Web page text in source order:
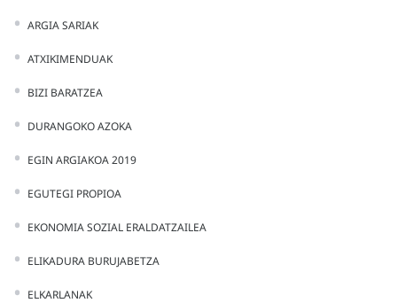
ARGIA SARIAK
ATXIKIMENDUAK
BIZI BARATZEA
DURANGOKO AZOKA
EGIN ARGIAKOA 2019
EGUTEGI PROPIOA
EKONOMIA SOZIAL ERALDATZAILEA
ELIKADURA BURUJABETZA
ELKARLANAK